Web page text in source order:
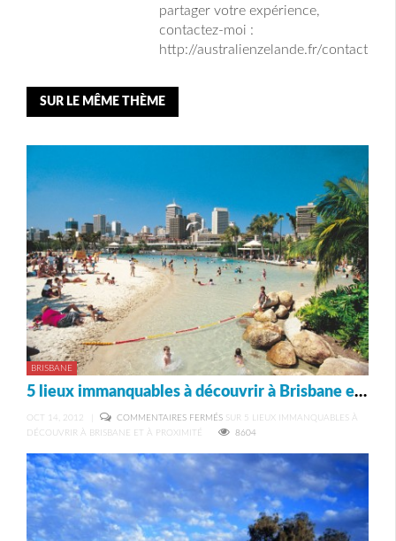
partager votre expérience,
contactez-moi :
http://australienzelande.fr/contact
SUR LE MÊME THÈME
BRISBANE
5 lieux immanquables à découvrir à Brisbane et à proximité
OCT 14, 2012 COMMENTAIRES FERMÉS SUR 5 LIEUX IMMANQUABLES À
DÉCOUVRIR À BRISBANE ET À PROXIMITÉ
8604